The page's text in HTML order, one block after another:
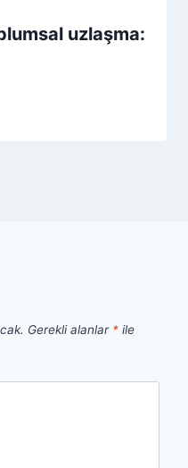
uzlaşma:
Gerekli alanlar * ile